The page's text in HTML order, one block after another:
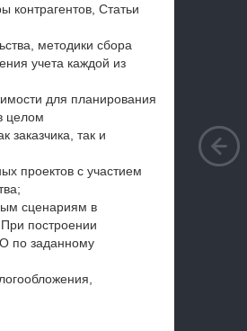
Статьи
методики сбора
учета каждой из
для планирования
целом
заказчика, так и
проектов с участием
сценариям в
построении
по заданному